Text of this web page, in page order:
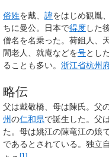
俗姓を戴、 諱をはじめ観胤
ちに曼公。日本で得度した
僧名を名乗った。荷鉏人、
閒老人、就庵などを号とした
ることも多い。 浙江省杭州
略伝
父は戴敬橋、母は陳氏。父
州の仁和県で誕生した。父
た。母は姚江の陳竜江の娘
であるとされている。独立